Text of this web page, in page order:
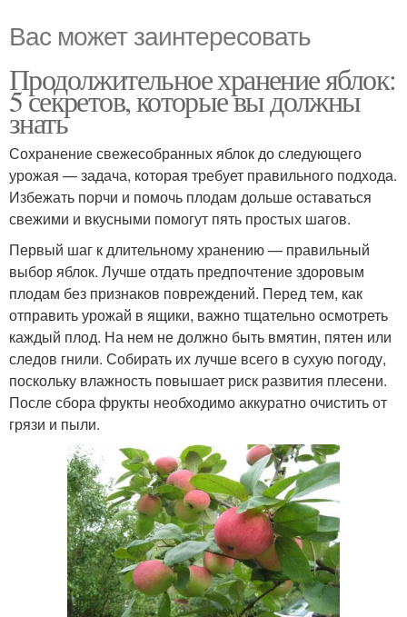
Вас может заинтересовать
Продолжительное хранение яблок:
5 секретов, которые вы должны
знать
Сохранение свежесобранных яблок до следующего
урожая — задача, которая требует правильного подхода.
Избежать порчи и помочь плодам дольше оставаться
свежими и вкусными помогут пять простых шагов.
Первый шаг к длительному хранению — правильный
выбор яблок. Лучше отдать предпочтение здоровым
плодам без признаков повреждений. Перед тем, как
отправить урожай в ящики, важно тщательно осмотреть
каждый плод. На нем не должно быть вмятин, пятен или
следов гнили. Собирать их лучше всего в сухую погоду,
поскольку влажность повышает риск развития плесени.
После сбора фрукты необходимо аккуратно очистить от
грязи и пыли.